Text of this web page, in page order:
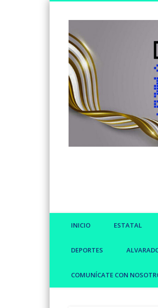
Somos un medio de información
INICIO ESTATAL
DEPORTES
COMUNÍCATE CON